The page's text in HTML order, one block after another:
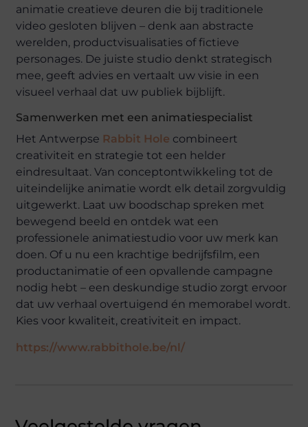
animatie creatieve deuren die bij traditionele
video gesloten blijven – denk aan abstracte
werelden, productvisualisaties of fictieve
personages. De juiste studio denkt strategisch
mee, geeft advies en vertaalt uw visie in een
visueel verhaal dat uw publiek bijblijft.
Samenwerken met een animatiespecialist
Het Antwerpse Rabbit Hole combineert
creativiteit en strategie tot een helder
eindresultaat. Van conceptontwikkeling tot de
uiteindelijke animatie wordt elk detail zorgvuldig
uitgewerkt. Laat uw boodschap spreken met
bewegend beeld en ontdek wat een
professionele animatiestudio voor uw merk kan
doen. Of u nu een krachtige bedrijfsfilm, een
productanimatie of een opvallende campagne
nodig hebt – een deskundige studio zorgt ervoor
dat uw verhaal overtuigend én memorabel wordt.
Kies voor kwaliteit, creativiteit en impact.
https://www.rabbithole.be/nl/